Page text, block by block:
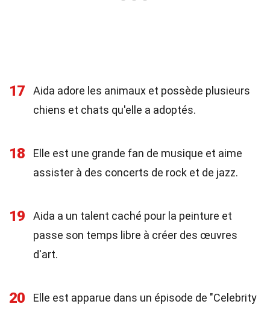
17
Aida adore les animaux et possède plusieurs
chiens et chats qu'elle a adoptés.
18
Elle est une grande fan de musique et aime
assister à des concerts de rock et de jazz.
19
Aida a un talent caché pour la peinture et
passe son temps libre à créer des œuvres
d'art.
20
Elle est apparue dans un épisode de "Celebrity